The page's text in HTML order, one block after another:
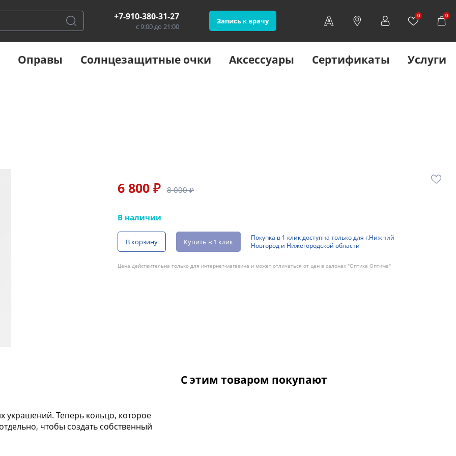
+7-910-380-31-27
с 9:00 до 21:00
Запись к врачу
0 0
Оправы Солнцезащитные очки Аксессуары Сертификаты Услуги
6 800 ₽ 8 000 ₽
В наличии
В корзину Купить в 1 клик
Покупка в 1 клик доступна только для г.Нижний
Новгород и Нижегородской области
Цена действительна только для интернет-магазина и может отличаться от цен в салонах "Оптика Оптима"
Теперь кольцо, которое
чтобы создать собственный
С этим товаром покупают